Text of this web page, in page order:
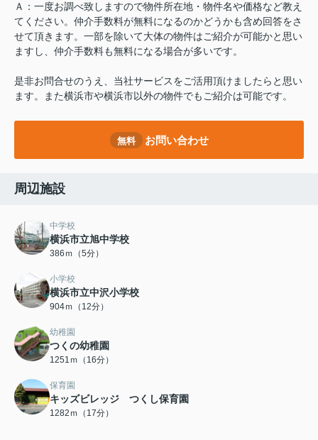
Ａ：一度お調べ致しますので物件所在地・物件名や価格など教え
てください。仲介手数料が無料になるのかどうかも含め回答をさ
せて頂きます。一部を除いて大体の物件はご紹介が可能かと思い
ますし、仲介手数料も無料になる場合が多いです。
是非お問合せのうえ、当社サービスをご活用頂けましたらと思い
ます。また横浜市や横浜市以外の物件でもご紹介は可能です。
無料 お問い合わせ
周辺施設
中学校
横浜市立旭中学校
386ｍ（5分）
小学校
横浜市立中沢小学校
904ｍ（12分）
幼稚園
つくの幼稚園
1251ｍ（16分）
保育園
キッズビレッジ つくし保育園
1282ｍ（17分）